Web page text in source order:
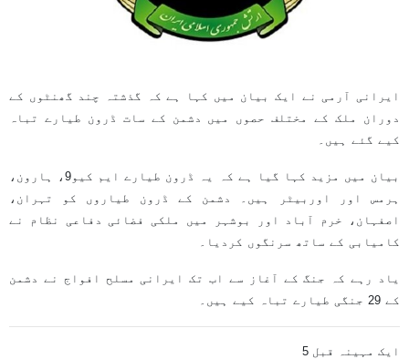
ایرانی آرمی نے ایک بیان میں کہا ہے کہ گذشتہ چند گھنٹوں کے
دوران ملک کے مختلف حصوں میں دشمن کے سات ڈرون طیارے تباہ
کیے گئے ہیں۔
بیان میں مزید کہا گیا ہے کہ یہ ڈرون طیارے ایم کیو9، ہارون،
ہرمس اور اوربیٹر ہیں۔ دشمن کے ڈرون طیاروں کو تہران،
اصفہان، خرم آباد اور بوشہر میں ملکی فضائی دفاعی نظام نے
کامیابی کے ساتھ سرنگوں کردیا۔
یاد رہے کہ جنگ کے آغاز سے اب تک ایرانی مسلح افواج نے دشمن
کے 29 جنگی طیارے تباہ کیے ہیں۔
ایک مہینہ قبل 5